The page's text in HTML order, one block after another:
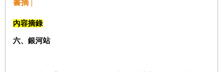
書摘 |
內容摘錄
六、銀河站